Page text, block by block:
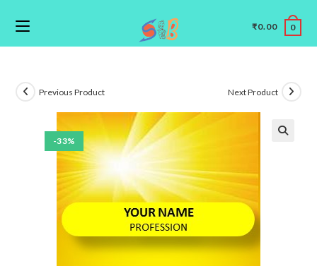
₹0.00 0
-33%
Previous Product Next Product